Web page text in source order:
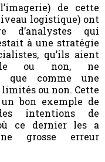
de cette
logistique) ont
d’analystes qui
à une stratégie
qu’ils aient
ou non, ne
que comme une
ou non. Cette
bon exemple de
intentions de
ce dernier les a
grosse erreur